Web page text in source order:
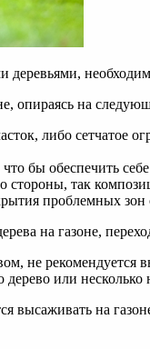
деревьями,
опираясь на
либо сетчатое
бы обеспечить
стороны, так
проблемных зон
на газоне,
не рекомендуется
или несколько
высаживать на